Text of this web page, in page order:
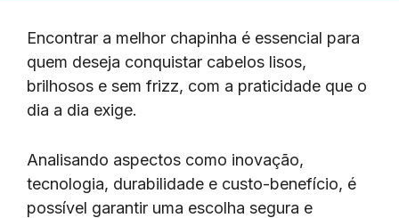
Encontrar a melhor chapinha é essencial para
quem deseja conquistar cabelos lisos,
brilhosos e sem frizz, com a praticidade que o
dia a dia exige.
Analisando aspectos como inovação,
tecnologia, durabilidade e custo-benefício, é
possível garantir uma escolha segura e